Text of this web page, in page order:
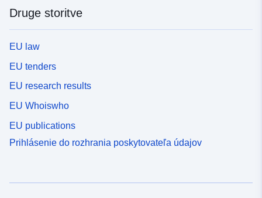
Druge storitve
EU law
EU tenders
EU research results
EU Whoiswho
EU publications
Prihlásenie do rozhrania poskytovateľa údajov